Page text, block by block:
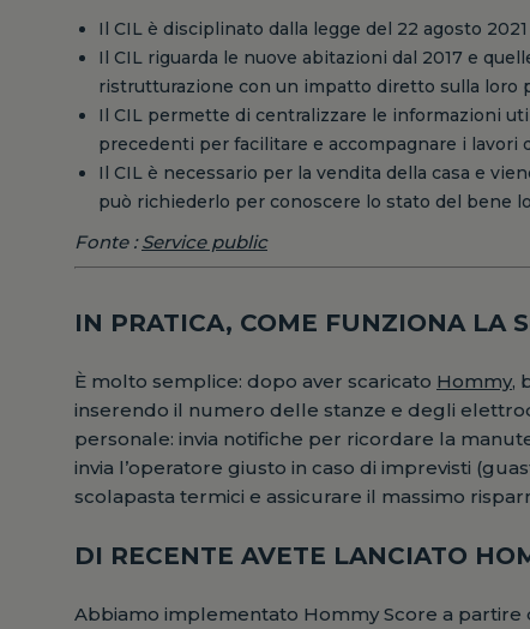
Il CIL è disciplinato dalla legge del 22 agosto
Il CIL riguarda le nuove abitazioni dal 2017 e
ristrutturazione con un impatto diretto sulla loro
Il CIL permette di centralizzare le informazioni
precedenti per facilitare e accompagnare i lavori
Il CIL è necessario per la vendita della casa e
può richiederlo per conoscere lo stato del bene
Fonte :Service public
IN PRATICA, COME FUNZIONA LA
È molto semplice: dopo aver scaricato Hommy,
inserendo il numero delle stanze e degli
personale: invia notifiche per ricordare la
invia l’operatore giusto in caso di imprevisti
scolapasta termici e assicurare il massimo
DI RECENTE AVETE LANCIATO
Abbiamo implementato Hommy Score a partire